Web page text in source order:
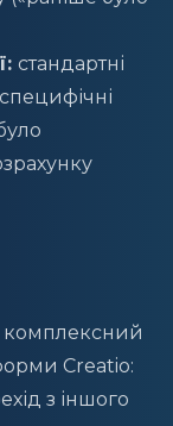
стандартні
комплексний
Creatio:
з іншого